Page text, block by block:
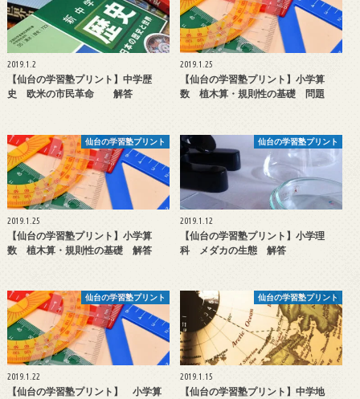
2019.1.2
【仙台の学習塾プリント】中学歴
史 欧米の市民革命 解答
2019.1.25
【仙台の学習塾プリント】小学算
数 植木算・規則性の基礎 問題
仙台の学習塾プリント
2019.1.25
【仙台の学習塾プリント】小学算
数 植木算・規則性の基礎 解答
仙台の学習塾プリント
2019.1.12
【仙台の学習塾プリント】小学理
科 メダカの生態 解答
仙台の学習塾プリント
2019.1.22
【仙台の学習塾プリント】 小学算
仙台の学習塾プリント
2019.1.15
【仙台の学習塾プリント】中学地